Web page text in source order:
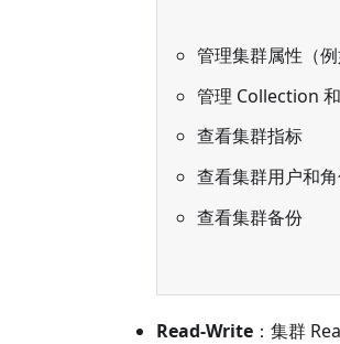
管理集群属性（
管理 Collection
查看集群指标
查看集群用户和
查看集群备份
Read-Write ：集群